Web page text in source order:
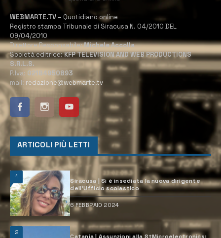
WEBMARTE.TV – Quotidiano online
Registro stampa Tribunale di Siracusa N. 04/2010 DEL
09/04/2010
Direttore Responsabile:Michele Accolla
Società editrice:KFP TELEVISION AND WEB PRODUCTIONS
S.R.L.S.
P.Iva: 02184950893
mail: redazione@webmarte.tv
ARTICOLI PIÙ LETTI
1
Siracusa | Si è insediata la nuova dirigente
dell’Ufficio scolastico
6 FEBBRAIO 2024
2
Catania | Assunzioni alla StMicroelectronics: